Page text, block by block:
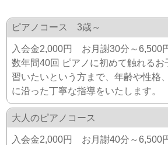
ピアノコース 3歳～
入会金2,000円 お月謝30分～6,500
数年間40回 ピアノに初めて触れるお
習いたいという方まで、年齢や性格
に沿った丁寧な指導をいたします。
大人のピアノコース
入会金2,000円 お月謝40分～6,500